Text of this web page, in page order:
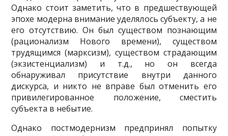
Одна­ко стоит заметить, что в предшествующей
эпохе мо­дерна внимание уделялось субъекту, а не
его отсут­ствию. Он был существом познающим
(рационализм Нового времени), существом
трудящимся (марксизм), существом страдающим
(экзистенциализм) и т.д., но он всегда
обнаруживал присутствие внутри данного
дискурса, и никто не вправе был отменить его
приви­легированное положение, сместить
субъекта в не­бытие.
Однако постмодернизм предпринял попытку